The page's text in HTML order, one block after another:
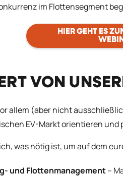
im Flottensegment
HIER GEHT ES
VON
allem (aber nicht
EV-Markt orientieren und
was nötig ist, um auf dem
und Flottenmanagement–